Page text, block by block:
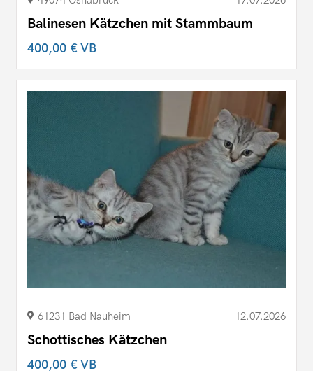
Balinesen Kätzchen mit Stammbaum
400,00 €VB
61231 Bad Nauheim 12.07.2026
Schottisches Kätzchen
400,00 €VB